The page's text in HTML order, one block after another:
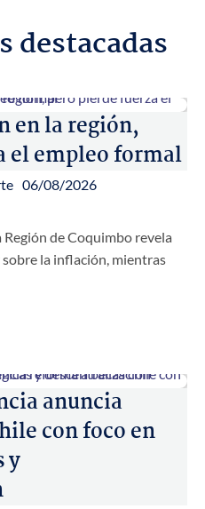
destacadas
en la región,
el empleo formal
06/08/2026
de Coquimbo revela
la inflación, mientras
anuncia
con foco en
y